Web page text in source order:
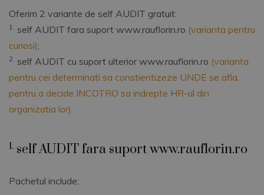
Oferim 2 variante de self AUDIT gratuit:
1. self AUDIT fara suport www.rauflorin.ro (varianta pentru
curiosi);
2. self AUDIT cu suport ulterior www.rauflorin.ro (varianta
pentru cei determinati sa constientizeze UNDE se afla,
pentru a decide INCOTRO sa indrepte HR-ul din
organizatia lor)
1. self AUDIT fara suport www.rauflorin.ro
Pachetul include: